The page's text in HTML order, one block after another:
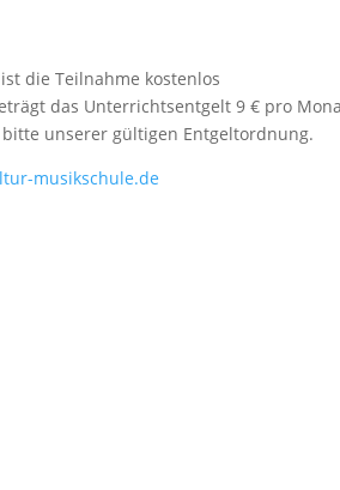
die Teilnahme kostenlos
das Unterrichtsentgelt 9 € pro
unserer gültigen Entgeltordnung.
musikschule.de